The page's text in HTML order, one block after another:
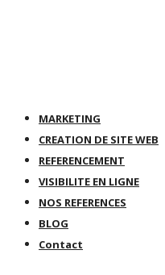
MARKETING
CREATION DE SITE WEB
REFERENCEMENT
VISIBILITE EN LIGNE
NOS REFERENCES
BLOG
Contact